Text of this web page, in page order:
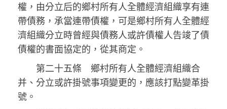
權，由分立后的鄉村所有人全體經濟組織享有連
帶債務，承當連帶債權，可是鄉村所有人全體經
濟組織分立時曾經與債務人或許債權人告竣了債
債權的書面協定的，從其商定。
第二十五條 鄉村所有人全體經濟組織合
并、分立或許掛號事項變更的，應該打點變革掛
號。